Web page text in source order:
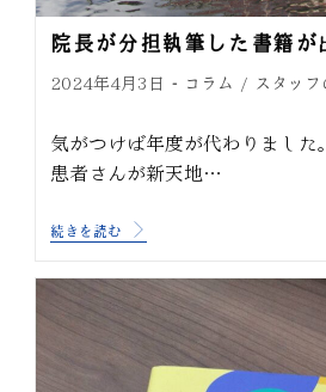
院長が分担執筆した書籍が
2024年4月3日 コラム / スタッ
気がつけば年度が代わりました
患者さんが新天地…
続きを読む